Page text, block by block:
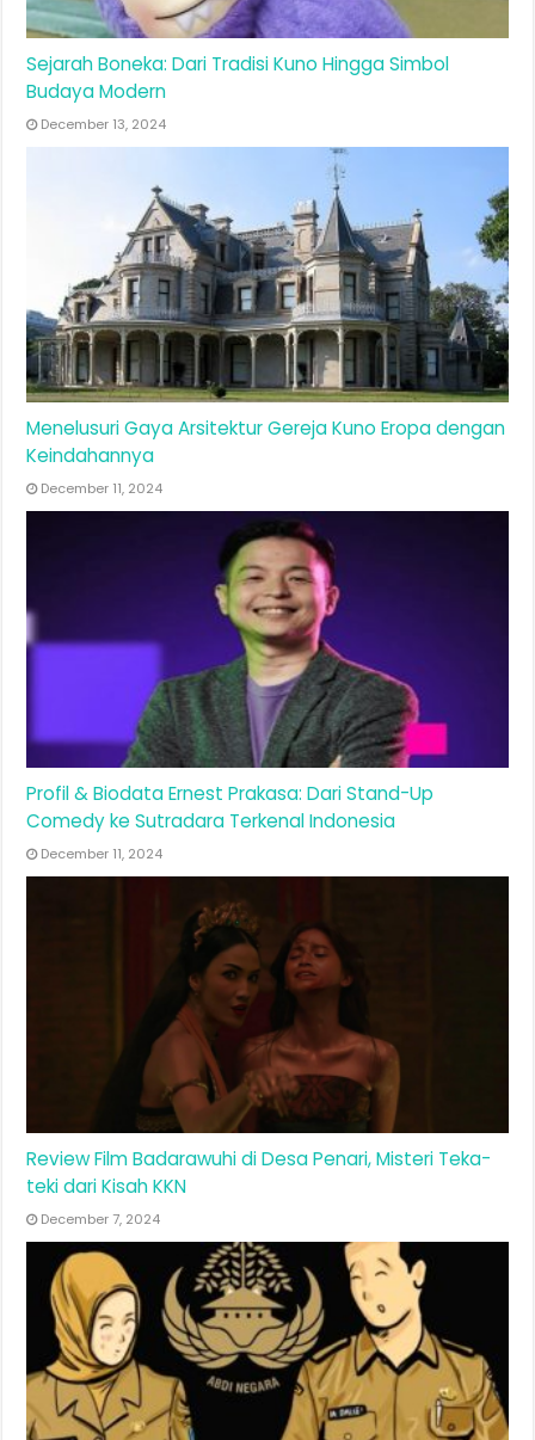
Sejarah Boneka: Dari Tradisi Kuno Hingga Simbol
Budaya Modern
December 13, 2024
Menelusuri Gaya Arsitektur Gereja Kuno Eropa dengan
Keindahannya
December 11, 2024
Profil & Biodata Ernest Prakasa: Dari Stand-Up
Comedy ke Sutradara Terkenal Indonesia
December 11, 2024
Review Film Badarawuhi di Desa Penari, Misteri Teka-
teki dari Kisah KKN
December 7, 2024